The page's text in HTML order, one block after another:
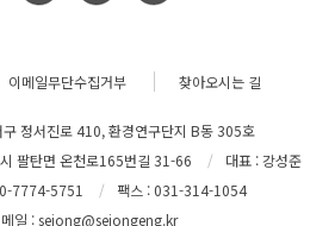
이메일무단수집거부 찾아오시는 길
구 정서진로 410, 환경연구단지 B동 305호
팔탄면 온천로165번길 31-66
대표 : 강성준
7774-5751
팩스 : 031-314-1054
일 : sejong@sejongeng.kr